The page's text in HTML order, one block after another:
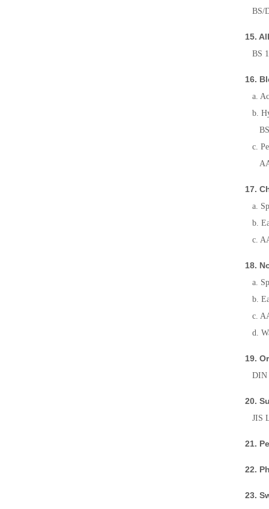
BS/
15.
BS
16.
a.
b.
BS
c.
17.
a.
b.
c.
18.
a.
b.
c.
d.
19.
DIN
20.
JIS
21.
22.
23.